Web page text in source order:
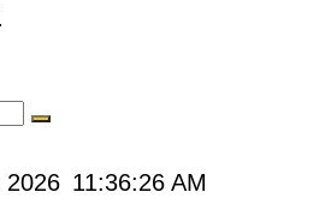
2026 11:36:27 AM